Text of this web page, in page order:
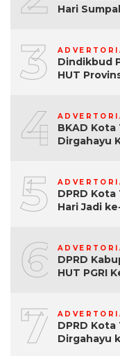
Hari
3
Dindikbud
HUT
4
BKAD
Dirgahayu
5
DPRD
Hari Jadi
6
DPRD
HUT PGRI
7
DPRD
Dirgahayu